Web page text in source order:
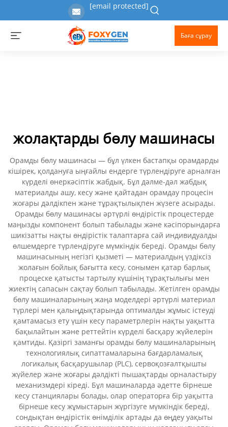
[email protected]
Баға сұрау
жолақтарды бөлу машинасы
Орамды бөлу машинасы — бұл үлкен бастапқы орамдарды
кішірек, қолдануға ыңғайлы ендерге түрлендіруге арналған
күрделі өнеркәсіптік жабдық. Бұл дәлме-дәл жабдық
материалды ашу, кесу және қайтадан орамдау процесін
жоғары дәлдікпен және тұрақтылықпен жүзеге асырады.
Орамды бөлу машинасы әртүрлі өндірістік процестерде
маңызды компонент болып табылады және кәсіпорындарға
шикізатты нақты өндірістік талаптарға сай индивидуалды
өлшемдерге түрлендіруге мүмкіндік береді. Орамды бөлу
машинасының негізгі қызметі — материалдың үздіксіз
жолағын бойлық бағытта кесу, сонымен қатар барлық
процеске қатысты тартылу күшінің тұрақтылығы мен
жиектің сапасын сақтау болып табылады. Жетілген орамды
бөлу машиналарының жаңа моделдері әртүрлі материал
түрлері мен қалыңдықтарында оптималды жұмыс істеуді
қамтамасыз ету үшін кесу параметрлерін нақты уақытта
бақылайтын және реттейтін күрделі басқару жүйелерін
қамтиды. Қазіргі заманғы орамды бөлу машиналарының
технологиялық сипаттамаларына бағдарламалық
логикалық басқарушылар (PLC), сервоқозғалтқышты
жүйелер және жоғары дәлдікті пышақтарды орналастыру
механизмдері кіреді. Бұл машиналарда әдетте бірнеше
кесу станциялары болады, олар операторға бір уақытта
бірнеше кесу жұмыстарын жүргізуге мүмкіндік береді,
сондықтан өндірістік өнімділік артады да өңдеу уақыты